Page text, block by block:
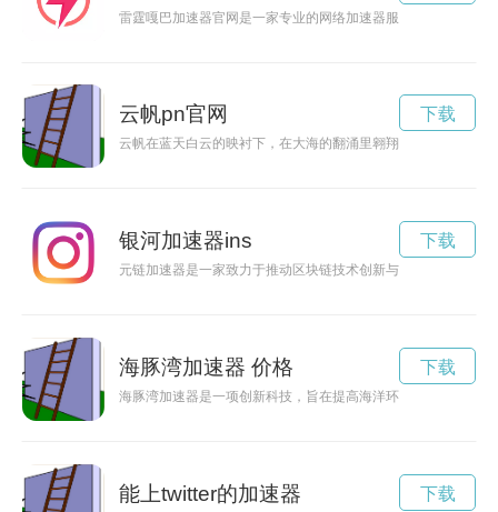
雷霆嘎巴加速器官网是一家专业的网络加速器服务提供商，旨
云帆pn官网
云帆在蓝天白云的映衬下，在大海的翻涌里翱翔，勇敢追逐自
下载
银河加速器ins
元链加速器是一家致力于推动区块链技术创新与发展的机构，
下载
海豚湾加速器 价格
海豚湾加速器是一项创新科技，旨在提高海洋环境监测和海豚保
下载
能上twitter的加速器 下载